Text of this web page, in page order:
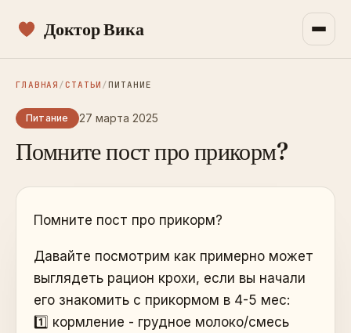
Доктор Вика
ГЛАВНАЯ /СТАТЬИ /ПИТАНИЕ
Питание 27 марта 2025
Помните пост про прикорм?
Помните пост про прикорм?
Давайте посмотрим как примерно может
выглядеть рацион крохи, если вы начали
его знакомить с прикормом в 4-5 мес:
1️⃣ кормление - грудное молоко/смесь